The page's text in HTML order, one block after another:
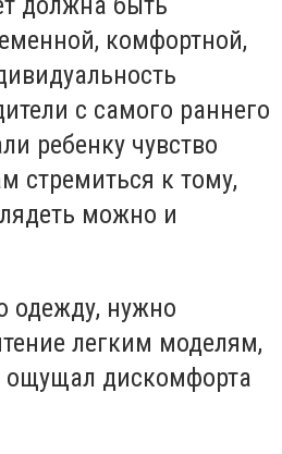
комфортной,
с самого раннего
ребенку чувство
стремиться к тому,
можно и
одежду, нужно
легким моделям,
ощущал дискомфорта